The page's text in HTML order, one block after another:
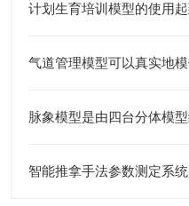
计划生育培训模型的使用
气道管理模型可以真实地
脉象模型是由四台分体模
智能推拿手法参数测定系